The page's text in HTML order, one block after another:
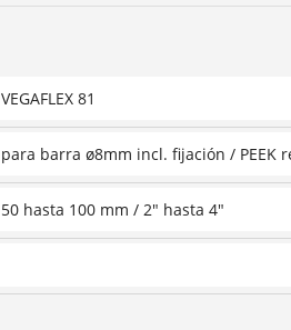
VEGAFLEX 81
para barra ø8mm incl. fijación / PEEK
50 hasta 100 mm / 2" hasta 4"